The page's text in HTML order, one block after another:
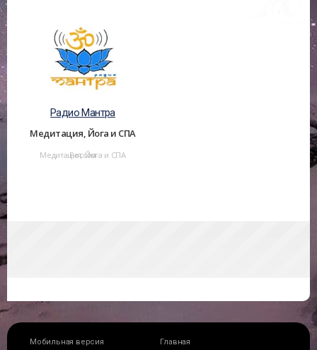
Радио Мантра
Медитация, Йога и СПА
Медитация, Йога и СПА
Россия
Мобильная версия
Главная